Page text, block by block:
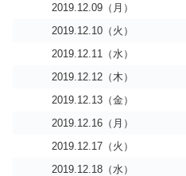
2019.12.09（月）
2019.12.10（火）
2019.12.11（水）
2019.12.12（木）
2019.12.13（金）
2019.12.16（月）
2019.12.17（火）
2019.12.18（水）